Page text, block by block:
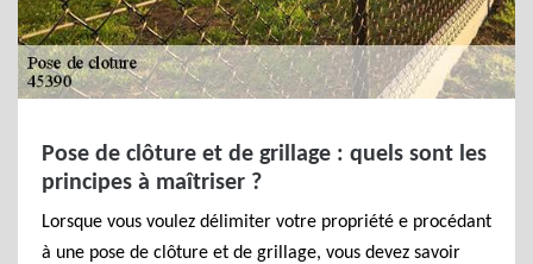
Pose de clôture et de grillage : quels sont les
principes à maîtriser ?
Lorsque vous voulez délimiter votre propriété e procédant
à une pose de clôture et de grillage, vous devez savoir